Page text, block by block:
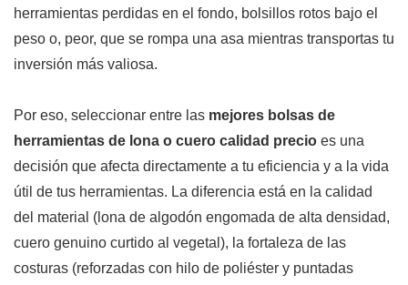
herramientas perdidas en el fondo, bolsillos rotos bajo el
peso o, peor, que se rompa una asa mientras transportas tu
inversión más valiosa.
Por eso, seleccionar entre las mejores bolsas de
herramientas de lona o cuero calidad precio es una
decisión que afecta directamente a tu eficiencia y a la vida
útil de tus herramientas. La diferencia está en la calidad
del material (lona de algodón engomada de alta densidad,
cuero genuino curtido al vegetal), la fortaleza de las
costuras (reforzadas con hilo de poliéster y puntadas